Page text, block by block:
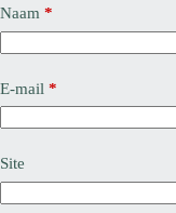
Naam *
E-mail *
Site